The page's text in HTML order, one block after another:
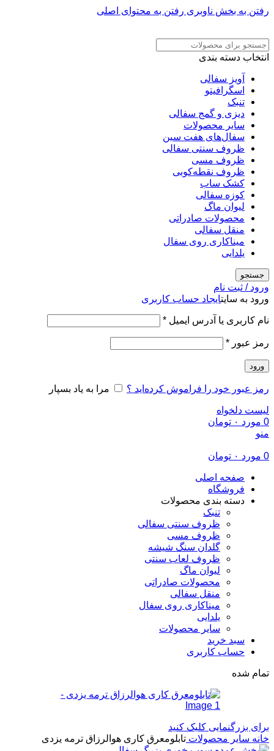
رفتن به بخش ناوبری رفتن به محتوای اصلی
انتخاب دسته بندی
آویز سفالی
اسگرافیتو
تنبک
دیزی و گمج سفالی
سایر محصولات
سفال‌های هفت‌ سین
ظروف سنتی سفالی
ظروف مسی
ظروف نقطه‌کوبی
کشک ساب
کوزه سفالی
لیوان ماگ
محصولات صادراتی
منقل سفالی
میناکاری روی سفال
یلدایی
جستجو
ورود / ثبت نام
ورود به سایتایجاد حساب کاربری
نام کاربری یا آدرس ایمیل *الزامی
رمز عبور *الزامی
ورود
رمز عبور خود را فراموش کرده‌اید ؟ مرا به یاد بسپار
لیست دلخواه
0 مورد ۰ تومان
منو
0 مورد ۰ تومان
صفحه اصلی
فروشگاه
دسته بندی محصولات
تنبک
ظروف سنتی سفالی
ظروف مسی
گلدان سنگ شیشه
ظروف لعاب سنتی
لیوان ماگ
محصولات صادراتی
منقل سفالی
میناکاری روی سفال
یلدایی
سایر محصولات
سبد خرید
حساب کاربری
تمام شده
برای بزرگنمایی کلیک کنید
خانه سایر محصولات تابلومعرق کاری هوالرزاق ترمه یزدی